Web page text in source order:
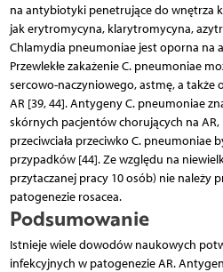
na antybiotyki penetrujące do wnętrza
jak erytromycyna, klarytromycyna,
Chlamydia pneumoniae jest oporna na
Przewlekłe zakażenie C. pneumoniae
sercowo-naczyniowego, astmę, a także
AR [39, 44]. Antygeny C. pneumoniae
skórnych pacjentów chorujących na
przeciwciała przeciwko C. pneumoniae
przypadków [44]. Ze względu na
przytaczanej pracy 10 osób) nie należy
patogenezie rosacea.
Podsumowanie
Istnieje wiele dowodów naukowych
infekcyjnych w patogenezie AR.